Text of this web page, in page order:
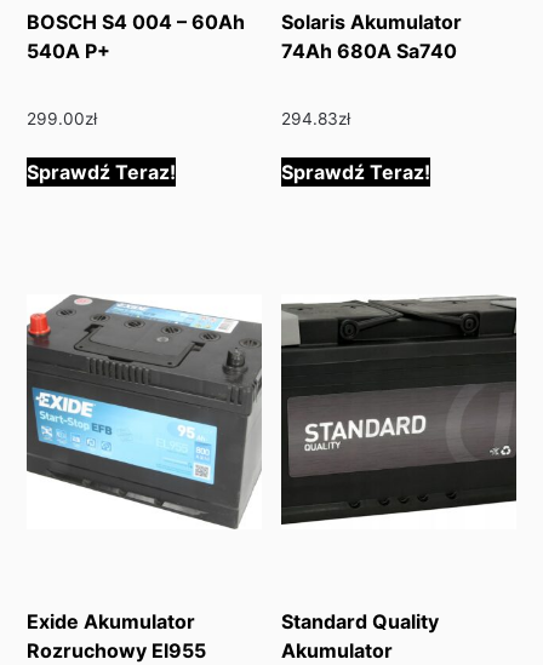
BOSCH S4 004 – 60Ah
540A P+
299.00zł
Sprawdź Teraz!
Solaris Akumulator
74Ah 680A Sa740
294.83zł
Sprawdź Teraz!
Exide Akumulator
Rozruchowy El955
Standard Quality
Akumulator